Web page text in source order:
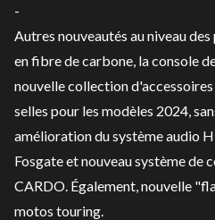
-
Autres nouveautés au niveau
en fibre de carbone, la console
nouvelle collection
selles pour les modèles 2024,
amélioration du système audio
Fosgate et nouveau système de
CARDO. Également, nouvelle
motos touring.